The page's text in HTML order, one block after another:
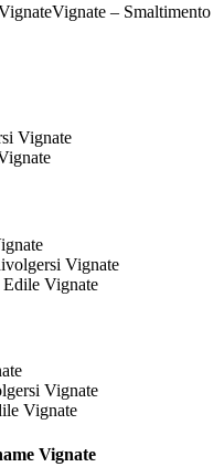
Vignate – Smaltimento
Vignate
Vignate
Edile Vignate
Vignate
Vignate
Vignate